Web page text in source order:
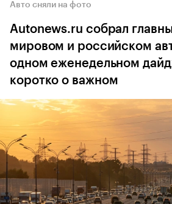
Авто сняли на фото
Autonews.ru собрал
мировом и российском
одном еженедельном
коротко о важном